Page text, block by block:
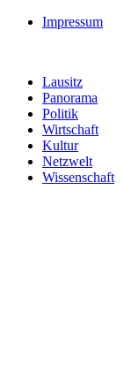
Impressum
Lausitz
Panorama
Politik
Wirtschaft
Kultur
Netzwelt
Wissenschaft